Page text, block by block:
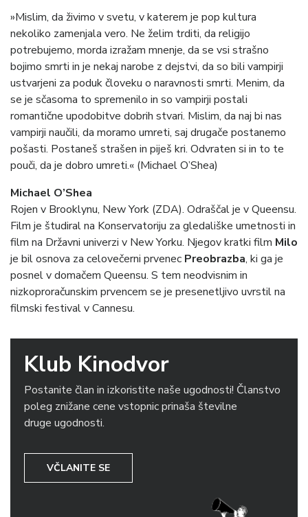
»Mislim, da živimo v svetu, v katerem je pop kultura
nekoliko zamenjala vero. Ne želim trditi, da religijo
potrebujemo, morda izražam mnenje, da se vsi strašno
bojimo smrti in je nekaj narobe z dejstvi, da so bili vampirji
ustvarjeni za poduk človeku o naravnosti smrti. Menim, da
se je sčasoma to spremenilo in so vampirji postali
romantične upodobitve dobrih stvari. Mislim, da naj bi nas
vampirji naučili, da moramo umreti, saj drugače postanemo
pošasti. Postaneš strašen in piješ kri. Odvraten si in to te
pouči, da je dobro umreti.« (Michael O’Shea)
Michael O’Shea
Rojen v Brooklynu, New York (ZDA). Odraščal je v Queensu.
Film je študiral na Konservatoriju za gledališke umetnosti in
film na Državni univerzi v New Yorku. Njegov kratki film Milo
je bil osnova za celovečerni prvenec Preobrazba, ki ga je
posnel v domačem Queensu. S tem neodvisnim in
nizkoproračunskim prvencem se je presenetljivo uvrstil na
filmski festival v Cannesu.
Klub Kinodvor
Postanite član in izkoristite naše ugodnosti! Članstvo
poleg znižane cene vstopnic prinaša številne
druge ugodnosti.
VČLANITE SE